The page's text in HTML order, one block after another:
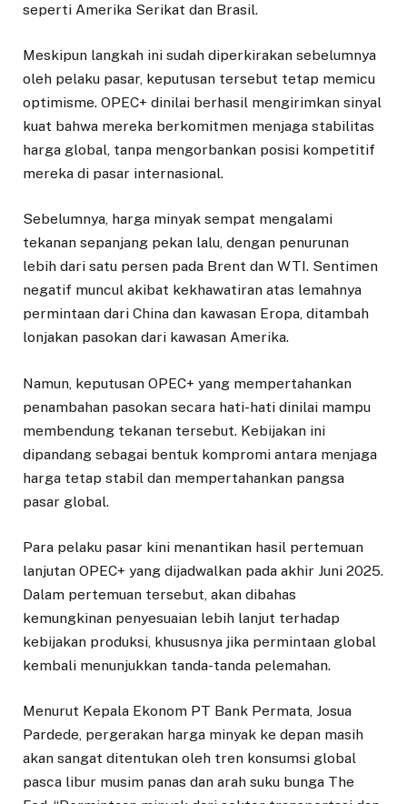
seperti Amerika Serikat dan Brasil.
Meskipun langkah ini sudah diperkirakan sebelumnya
oleh pelaku pasar, keputusan tersebut tetap memicu
optimisme. OPEC+ dinilai berhasil mengirimkan sinyal
kuat bahwa mereka berkomitmen menjaga stabilitas
harga global, tanpa mengorbankan posisi kompetitif
mereka di pasar internasional.
Sebelumnya, harga minyak sempat mengalami
tekanan sepanjang pekan lalu, dengan penurunan
lebih dari satu persen pada Brent dan WTI. Sentimen
negatif muncul akibat kekhawatiran atas lemahnya
permintaan dari China dan kawasan Eropa, ditambah
lonjakan pasokan dari kawasan Amerika.
Namun, keputusan OPEC+ yang mempertahankan
penambahan pasokan secara hati-hati dinilai mampu
membendung tekanan tersebut. Kebijakan ini
dipandang sebagai bentuk kompromi antara menjaga
harga tetap stabil dan mempertahankan pangsa
pasar global.
Para pelaku pasar kini menantikan hasil pertemuan
lanjutan OPEC+ yang dijadwalkan pada akhir Juni 2025.
Dalam pertemuan tersebut, akan dibahas
kemungkinan penyesuaian lebih lanjut terhadap
kebijakan produksi, khususnya jika permintaan global
kembali menunjukkan tanda-tanda pelemahan.
Menurut Kepala Ekonom PT Bank Permata, Josua
Pardede, pergerakan harga minyak ke depan masih
akan sangat ditentukan oleh tren konsumsi global
pasca libur musim panas dan arah suku bunga The